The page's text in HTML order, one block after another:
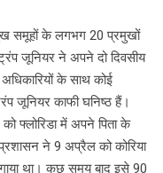
समूहों के लगभग 20 प्रमुखों
जूनियर ने अपने दो दिवसीय
के साथ कोई
जूनियर काफी घनिष्ठ हैं।
फ्लोरिडा में अपने पिता के
ने 9 अप्रैल को कोरिया
था। कुछ समय बाद इसे 90